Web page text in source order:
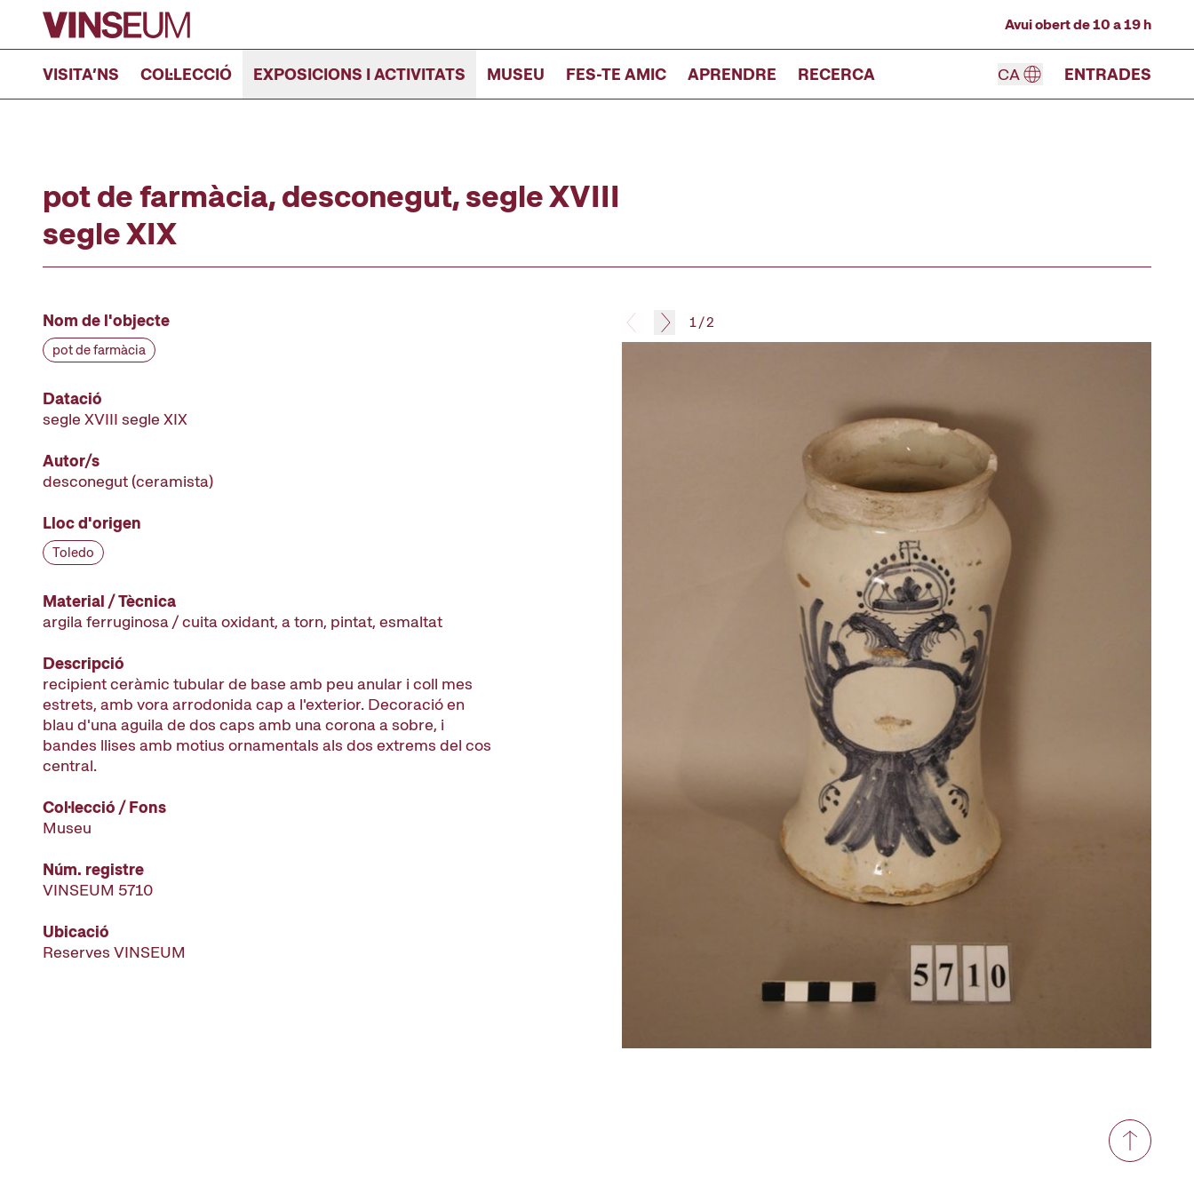
Anar al contingut
Avui obert de 10 a 19 h
VISITA’NS COL·LECCIÓ EXPOSICIONS I ACTIVITATS MUSEU FES-TE AMIC APRENDRE RECERCA CA ENTRADES
pot de farmàcia, desconegut, segle XVIII
segle XIX
1/2
Nom de l'objecte
pot de farmàcia
Datació
segle XVIII segle XIX
Autor/s
desconegut (ceramista)
Lloc d'origen
Toledo
Material / Tècnica
argila ferruginosa / cuita oxidant, a torn, pintat, esmaltat
Descripció
recipient ceràmic tubular de base amb peu anular i coll mes
estrets, amb vora arrodonida cap a l'exterior. Decoració en
blau d'una aguila de dos caps amb una corona a sobre, i
bandes llises amb motius ornamentals als dos extrems del cos
central.
Col·lecció / Fons
Museu
Núm. registre
VINSEUM 5710
Ubicació
Reserves VINSEUM